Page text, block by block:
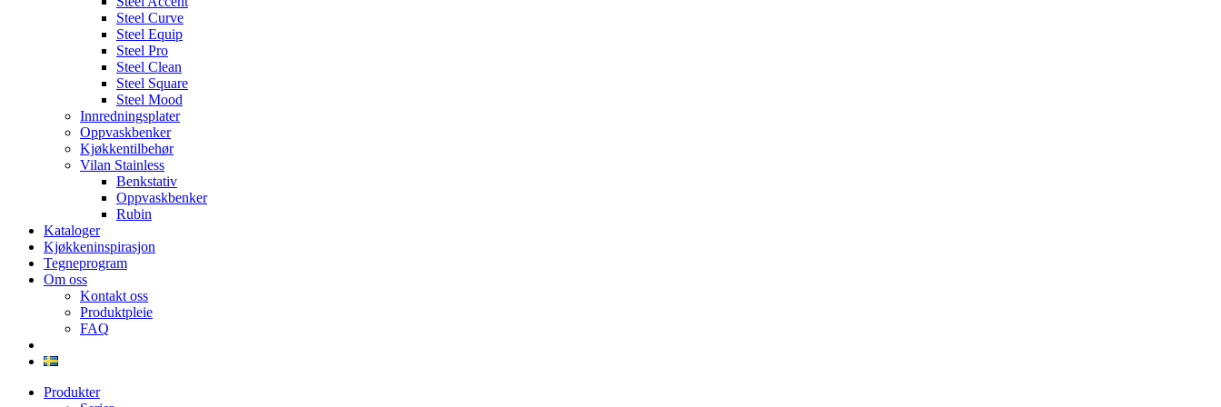
Steel Curve
Steel Equip
Steel Pro
Steel Clean
Steel Square
Steel Mood
Innredningsplater
Oppvaskbenker
Kjøkkentilbehør
Vilan Stainless
Benkstativ
Oppvaskbenker
Rubin
Kataloger
Kjøkkeninspirasjon
Tegneprogram
Om oss
Kontakt oss
Produktpleie
FAQ
Produkter